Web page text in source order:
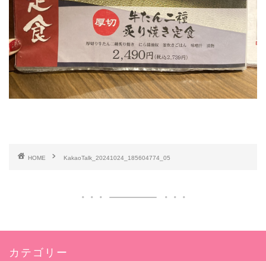
HOME KakaoTalk_20241024_185604774_05
カテゴリー